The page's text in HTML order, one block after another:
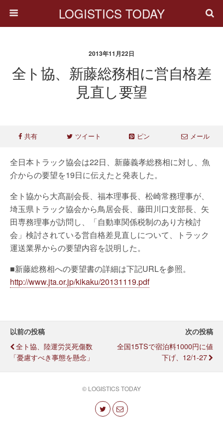
LOGISTICS TODAY
2013年11月22日
全ト協、新藤総務相に営自格差
見直し要望
共有 ツイート ピン メール
全日本トラック協会は22日、新藤義孝総務相に対し、魚
介からの要望を19日に伝えたと発表した。
全ト協から大髙副会長、福本理事長、松崎常務理事が、
埼玉県トラック協会から鳥居会長、藤田川口支部長、矢
田専務理事が訪問し、「自動車関係税制のあり方検討
会」検討されている営自格差見直しについて、トラック
運送業界からの要望内容を説明した。
■新藤総務相への要望書の詳細は下記URLを参照。
http://www.jta.or.jp/kikaku/20131119.pdf
以前の投稿
全ト協、陸運労災死傷数
「憂慮すべき事態を懸念」
次の投稿
全国15TSで宿泊料1000円に値
下げ、12/1-27
© LOGISTICS TODAY